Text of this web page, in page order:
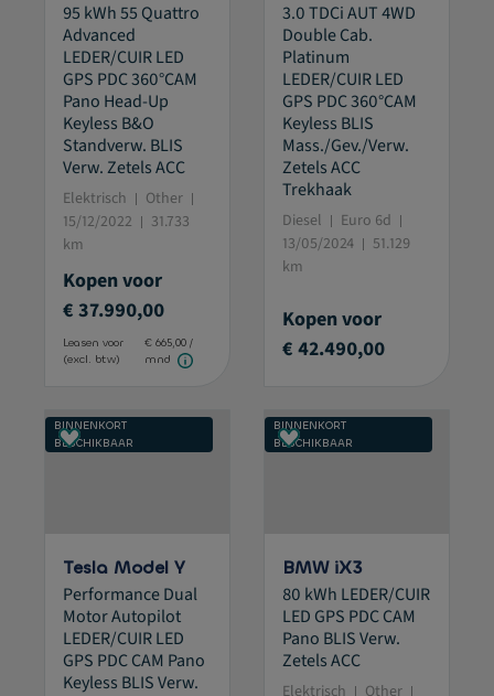
95 kWh 55 Quattro
Advanced
LEDER/CUIR LED
GPS PDC 360°CAM
Pano Head-Up
Keyless B&O
Standverw. BLIS
Verw. Zetels ACC
Elektrisch
Other
15/12/2022
31.733
km
Kopen voor
€ 37.990,00
Leasen voor
(excl. btw)
€ 665,00 /
mnd
3.0 TDCi AUT 4WD
Double Cab.
Platinum
LEDER/CUIR LED
GPS PDC 360°CAM
Keyless BLIS
Mass./Gev./Verw.
Zetels ACC
Trekhaak
Diesel
Euro 6d
13/05/2024
51.129
km
Kopen voor
€ 42.490,00
BINNENKORT
BESCHIKBAAR
Tesla Model Y
Performance Dual
Motor Autopilot
LEDER/CUIR LED
GPS PDC CAM Pano
Keyless BLIS Verw.
BINNENKORT
BESCHIKBAAR
BMW iX3
80 kWh LEDER/CUIR
LED GPS PDC CAM
Pano BLIS Verw.
Zetels ACC
Elektrisch Other